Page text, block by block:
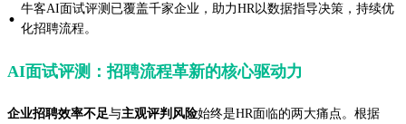
· 牛客AI面试评测已覆盖千家企业，助力HR以数据指导决策，持续优
化招聘流程。
AI面试评测：招聘流程革新的核心驱动力
企业招聘效率不足与主观评判风险始终是HR面临的两大痛点。根据